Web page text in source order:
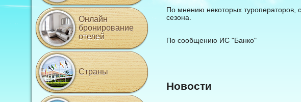
По мнению некоторых туроператоров,
сезона.
По сообщению ИС "Банко"
Новости
Онлайн
бронирование
отелей
Страны